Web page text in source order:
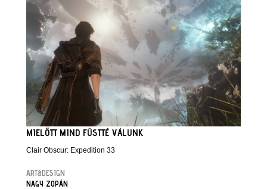
MIELŐTT MIND FÜSTTÉ VÁLUNK
Clair Obscur: Expedition 33
ART&DESIGN
NAGY ZOPÁN